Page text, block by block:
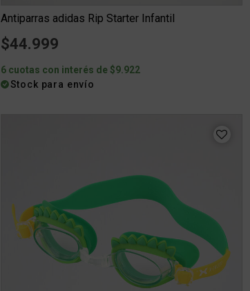
Antiparras adidas Rip Starter Infantil
$44.999
6 cuotas con interés de $9.922
Stock para envío